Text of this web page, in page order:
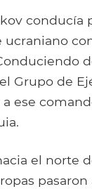
conducía
Grupo de
ese
el norte